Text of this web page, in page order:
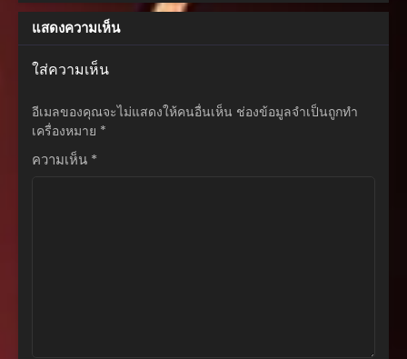
ตอนที่ 53
กันยายน 4, 2025
ตอนที่ 52
ตอนที่ 51
สิงหาคม 25, 2025
แสดงความเห็น
ใส่ความเห็น
อีเมลของคุณจะไม่แสดงให้คนอื่นเห็น ช่องข้อมูลจำเป็นถูกทำ
เครื่องหมาย *
ความเห็น *